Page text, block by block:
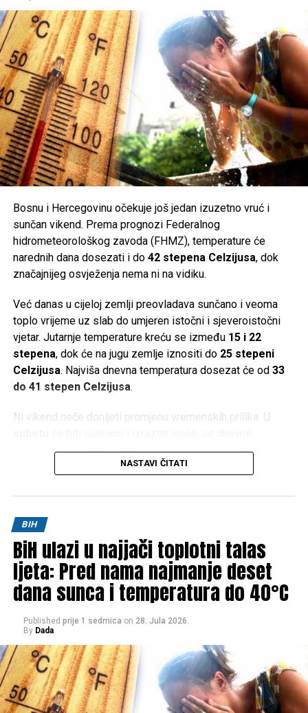
Bosnu i Hercegovinu očekuje još jedan izuzetno vruć i
sunčan vikend. Prema prognozi Federalnog
hidrometeorološkog zavoda (FHMZ), temperature će
narednih dana dosezati i do 42 stepena Celzijusa, dok
značajnijeg osvježenja nema ni na vidiku.
Već danas u cijeloj zemlji preovladava sunčano i veoma
toplo vrijeme uz slab do umjeren istočni i sjeveroistočni
vjetar. Jutarnje temperature kreću se između 15 i 22
stepena, dok će na jugu zemlje iznositi do 25 stepeni
Celzijusa. Najviša dnevna temperatura dosezat će od 33
do 41 stepen Celzijusa.
Ni vikend neće donijeti promjenu vremenskih prilika. U
temperature od33 do 40 stepeni, dok će se u
Hercegovini živa u termometru penjati i do
temperature u većem dijelu zemlje iznositi između
stepeni, a na jugu ponovo do 42 stepena Celzijusa.
Prema trenutnim prognozama, ni početak naredne sedmice
neće donijeti olakšanje. Nastavit će se sunčano i vrlo toplo
jugu do25 ), dok će dnevne vrijednosti ponovo dosezati
do 40 stepeni, odnosno do 42 stepenau Hercegovini.
Zbog ekstremno visokih temperatura, nadležni pozivaju
građane na dodatni oprez. Preporučuje se redovna
hidratacija, izbjegavanje boravka na otvorenom u
NASTAVI ČITATI
BIH
BiH ulazi u najjači toplotni talas
ljeta: Pred nama najmanje deset
dana sunca i temperatura do 40°C
Published prije 1 sedmica on 28. Jula 2026.
By Dada